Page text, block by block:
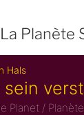
Planète